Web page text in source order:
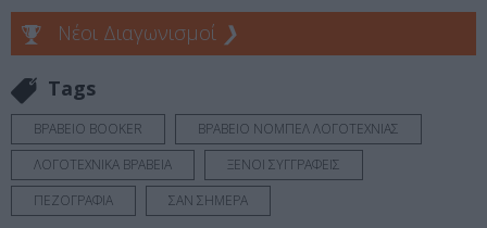
Νέοι Διαγωνισμοί ❯
Tags
ΒΡΑΒΕΙΟ BOOKER
ΒΡΑΒΕΙΟ ΝΟΜΠΕΛ ΛΟΓΟΤΕΧΝΙΑΣ
ΛΟΓΟΤΕΧΝΙΚΑ ΒΡΑΒΕΙΑ
ΞΕΝΟΙ ΣΥΓΓΡΑΦΕΙΣ
ΠΕΖΟΓΡΑΦΙΑ
ΣΑΝ ΣΗΜΕΡΑ